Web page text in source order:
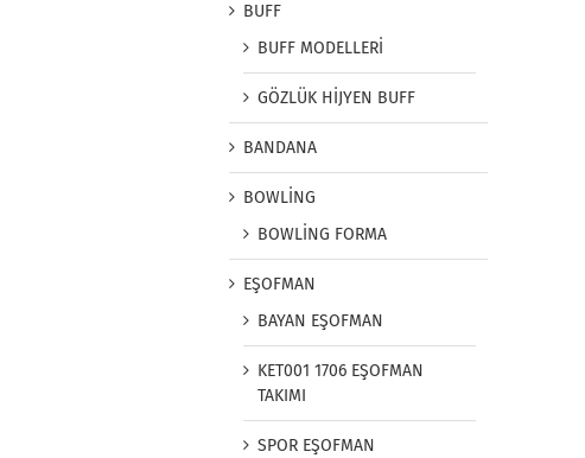
BUFF
BUFF MODELLERİ
GÖZLÜK HİJYEN BUFF
BANDANA
BOWLİNG
BOWLİNG FORMA
EŞOFMAN
BAYAN EŞOFMAN
KET001 1706 EŞOFMAN
TAKIMI
SPOR EŞOFMAN